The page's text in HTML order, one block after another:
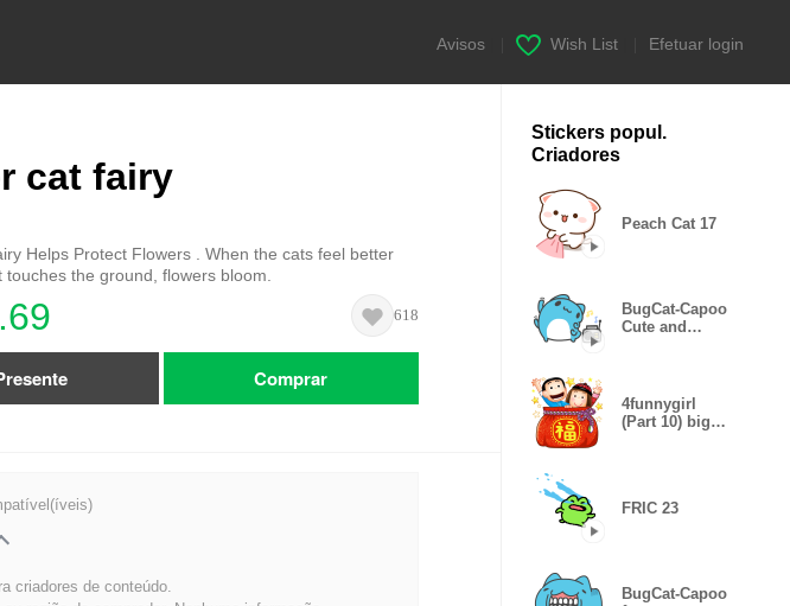
Avisos Wish List Efetuar login
cat fairy
Helps Protect Flowers . When the cats feel better
touches the ground, flowers bloom.
618
Comprar
criadores de conteúdo.
Stickers popul.
Criadores
Peach Cat 17
BugCat-Capoo
Cute and
4funnygirl
(Part 10) big
FRIC 23
BugCat-Capoo